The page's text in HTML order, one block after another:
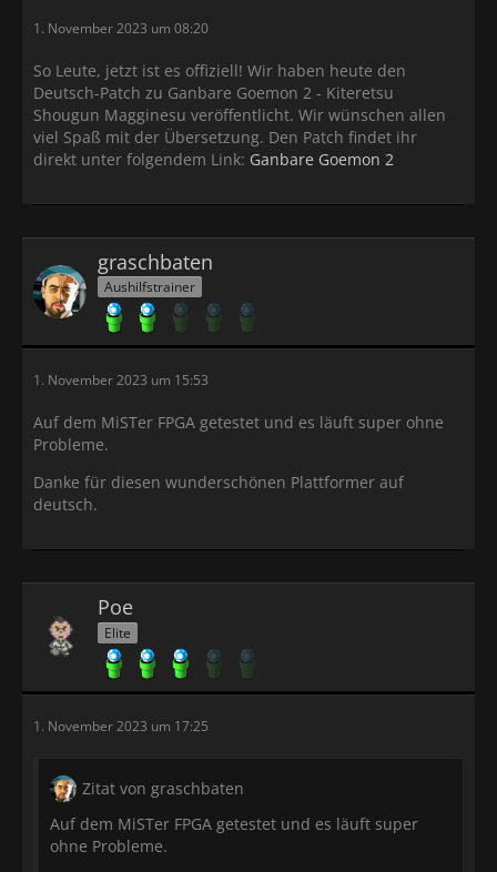
1. November 2023 um 08:20
So Leute, jetzt ist es offiziell! Wir haben heute den
Deutsch-Patch zu Ganbare Goemon 2 - Kiteretsu
Shougun Magginesu veröffentlicht. Wir wünschen allen
viel Spaß mit der Übersetzung. Den Patch findet ihr
direkt unter folgendem Link: Ganbare Goemon 2
graschbaten
Aushilfstrainer
1. November 2023 um 15:53
Auf dem MiSTer FPGA getestet und es läuft super ohne
Probleme.
Danke für diesen wunderschönen Plattformer auf
deutsch.
Poe
Elite
1. November 2023 um 17:25
Zitat von graschbaten
Auf dem MiSTer FPGA getestet und es läuft super
ohne Probleme.